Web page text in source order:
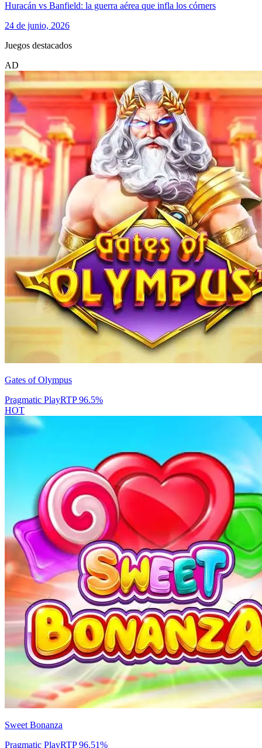
Huracán vs Banfield: la guerra aérea que infla los córners
24 de junio, 2026
Juegos destacados
AD
Gates of Olympus
Pragmatic PlayRTP96.5%
HOT
Sweet Bonanza
Pragmatic PlayRTP96.51%